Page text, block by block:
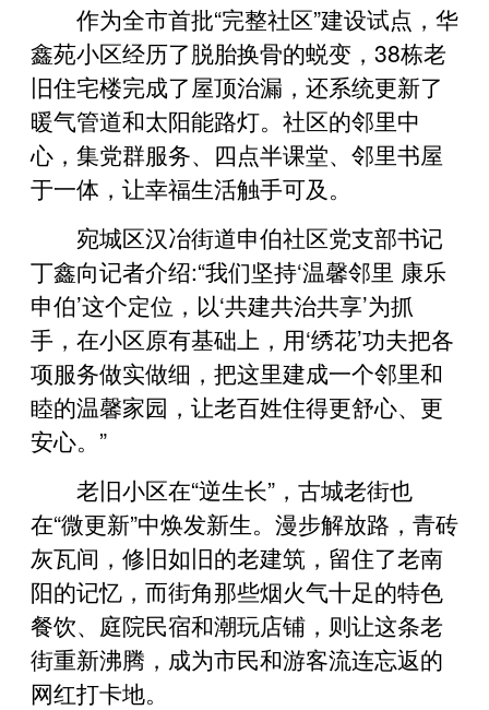
作为全市首批“完整社区”建设试点，华
鑫苑小区经历了脱胎换骨的蜕变，38栋老
旧住宅楼完成了屋顶治漏，还系统更新了
暖气管道和太阳能路灯。社区的邻里中
心，集党群服务、四点半课堂、邻里书屋
于一体，让幸福生活触手可及。
宛城区汉冶街道申伯社区党支部书记
丁鑫向记者介绍:“我们坚持‘温馨邻里 康乐
申伯’这个定位，以‘共建共治共享’为抓
手，在小区原有基础上，用‘绣花’功夫把各
项服务做实做细，把这里建成一个邻里和
睦的温馨家园，让老百姓住得更舒心、更
安心。”
老旧小区在“逆生长”，古城老街也
在“微更新”中焕发新生。漫步解放路，青砖
灰瓦间，修旧如旧的老建筑，留住了老南
阳的记忆，而街角那些烟火气十足的特色
餐饮、庭院民宿和潮玩店铺，则让这条老
街重新沸腾，成为市民和游客流连忘返的
网红打卡地。